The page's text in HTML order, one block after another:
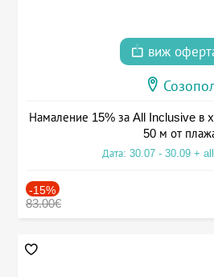
виж
Намаление 15% за All Inclusive в
50 м от
Дата: 30.07 - 30.09 +
-15%
83.00€